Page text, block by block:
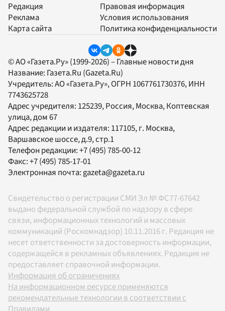
Редакция
Реклама
Карта сайта
Правовая информация
Условия использования
Политика конфиденциальности
© АО «Газета.Ру» (1999-2026) – Главные новости дня
Название: Газета.Ru (Gazeta.Ru)
Учредитель:АО «Газета.Ру», ОГРН 1067761730376, ИНН
7743625728
Адрес учредителя: 125239, Россия, Москва, Коптевская
улица, дом 67
Адрес редакции и издателя: 117105, г. Москва,
Варшавское шоссе, д.9, стр.1
Телефон редакции:+7 (495) 785-00-12
Факс:+7 (495) 785-17-01
Электронная почта:gazeta@gazeta.ru
Свидетельство о регистрации СМИ Эл № ФС77-67642
выдано федеральной службой по надзору в сфере
связи, информационных технологий и массовых
коммуникаций (Роскомнадзор) 10.11.2016 г. Редакция не
несет ответственности за достоверность информации,
содержащейся в рекламных объявлениях. Редакция не
предоставляет справочной информации.
Информация об ограничениях
На информационном ресурсе применяются
рекомендательные технологии в соответствии с